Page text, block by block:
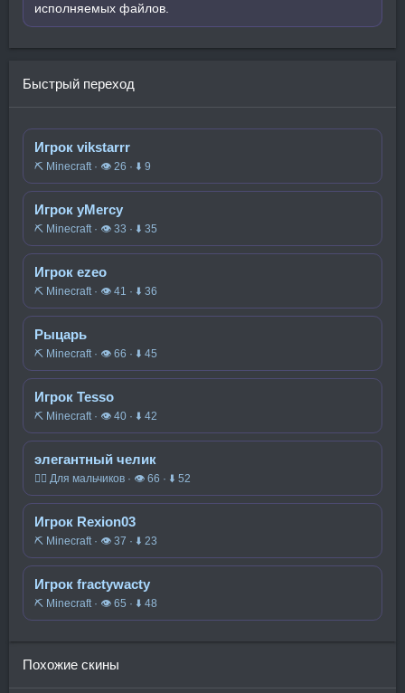
исполняемых файлов.
Быстрый переход
Игрок vikstarrr
⛏️ Minecraft · 👁 26 · ⬇ 9
Игрок yMercy
⛏️ Minecraft · 👁 33 · ⬇ 35
Игрок ezeo
⛏️ Minecraft · 👁 41 · ⬇ 36
Рыцарь
⛏️ Minecraft · 👁 66 · ⬇ 45
Игрок Tesso
⛏️ Minecraft · 👁 40 · ⬇ 42
элегантный челик
🧍‍♂️ Для мальчиков · 👁 66 · ⬇ 52
Игрок Rexion03
⛏️ Minecraft · 👁 37 · ⬇ 23
Игрок fractywacty
⛏️ Minecraft · 👁 65 · ⬇ 48
Похожие скины